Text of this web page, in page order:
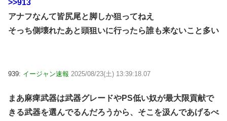
>>913
アナフなんて皆尻尾と脚しか狙ってねえ
そっち側壊れたあと頭狙いに行ったら誰も来ないこと多い
939: イージャン速報 2025/08/23(土) 13:39:18.07
まあ麻痺武器は武器グレードやPS低い奴が最大限貢献で
きる武器を選んでるんだろうから、そこを汲んであげるべ